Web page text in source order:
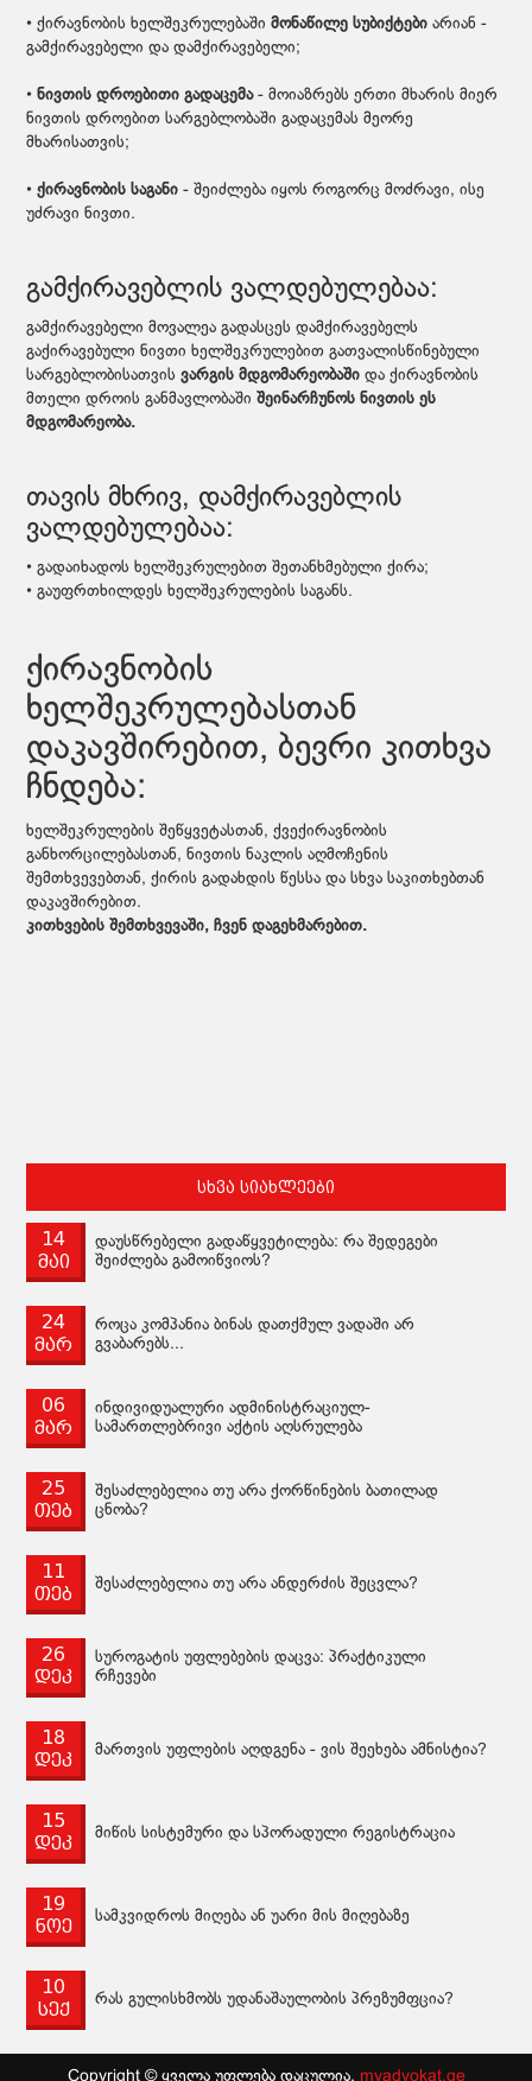
• ქირავნობის ხელშეკრულებაშიმონაწილე სუბიქტები არიან -
გამქირავებელი და დამქირავებელი;
•ნივთის დროებითი გადაცემა- მოიაზრებს ერთი მხარის მიერ
ნივთის დროებით სარგებლობაში გადაცემას მეორე
მხარისათვის;
•ქირავნობის საგანი- შეიძლება იყოს როგორც მოძრავი, ისე
უძრავი ნივთი.
გამქირავებლის ვალდებულებაა:
გამქირავებელი მოვალეა გადასცეს დამქირავებელს
გაქირავებული ნივთი ხელშეკრულებით გათვალისწინებული
სარგებლობისათვისვარგის მდგომარეობაში და ქირავნობის
მთელი დროის განმავლობაშიშეინარჩუნოს ნივთის ეს
მდგომარეობა.
თავის მხრივ, დამქირავებლის
ვალდებულებაა:
• გადაიხადოს ხელშეკრულებით შეთანხმებული ქირა;
• გაუფრთხილდეს ხელშეკრულების საგანს.
ქირავნობის
ხელშეკრულებასთან
დაკავშირებით, ბევრი კითხვა
ჩნდება:
ხელშეკრულების შეწყვეტასთან, ქვექირავნობის
განხორცილებასთან, ნივთის ნაკლის აღმოჩენის
შემთხვევებთან, ქირის გადახდის წესსა და სხვა საკითხებთან
დაკავშირებით.
კითხვების შემთხვევაში, ჩვენ დაგეხმარებით.
სხვა სიახლეები
14
მაი
დაუსწრებელი გადაწყვეტილება: რა შედეგები
შეიძლება გამოიწვიოს?
24
მარ
როცა კომპანია ბინას დათქმულ ვადაში არ
გვაბარებს...
06
მარ
ინდივიდუალური ადმინისტრაციულ-
სამართლებრივი აქტის აღსრულება
25
თებ
შესაძლებელია თუ არა ქორწინების ბათილად
ცნობა?
11
თებ
შესაძლებელია თუ არა ანდერძის შეცვლა?
26
დეკ
სუროგატის უფლებების დაცვა: პრაქტიკული
რჩევები
18
დეკ
მართვის უფლების აღდგენა - ვის შეეხება ამნისტია?
15
დეკ
მიწის სისტემური და სპორადული რეგისტრაცია
19
ნოე
სამკვიდროს მიღება ან უარი მის მიღებაზე
10
სექ
რას გულისხმობს უდანაშაულობის პრეზუმფცია?
Copyright © ყველა უფლება დაცულია. myadvokat.ge